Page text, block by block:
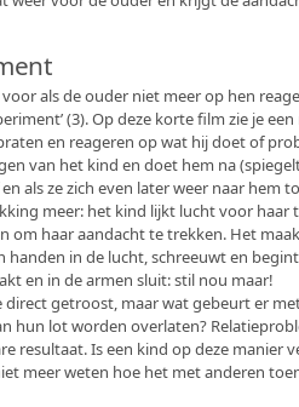
als de ouder niet meer op hen
(3). Op deze korte film zie je
en reageren op wat hij doet of
van het kind en doet hem na
als ze zich even later weer naar hem
meer: het kind lijkt lucht voor haar
om haar aandacht te trekken. Het
handen in de lucht, schreeuwt en
en in de armen sluit: stil nou maar!
getroost, maar wat gebeurt er
hun lot worden overlaten?
resultaat. Is een kind op deze manier
meer weten hoe het met anderen